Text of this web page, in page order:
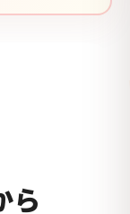
ら